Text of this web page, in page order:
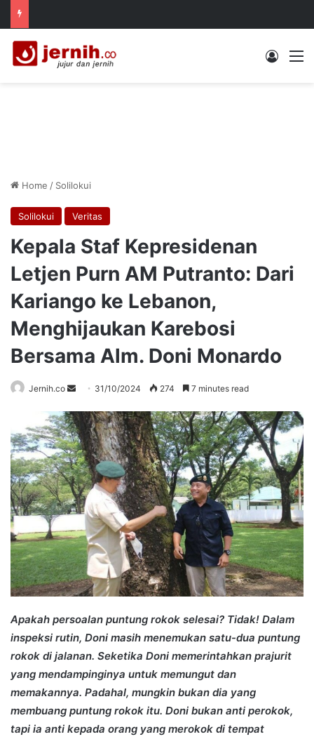
Log In
Home / Solilokui
Solilokui Veritas
Kepala Staf Kepresidenan
Letjen Purn AM Putranto: Dari
Kariango ke Lebanon,
Menghijaukan Karebosi
Bersama Alm. Doni Monardo
Jernih.co
Send
email
31/10/2024 274 7 minutes read
Apakah persoalan puntung rokok selesai? Tidak! Dalam
inspeksi rutin, Doni masih menemukan satu-dua puntung
rokok di jalanan. Seketika Doni memerintahkan prajurit
yang mendampinginya untuk memungut dan
memakannya. Padahal, mungkin bukan dia yang
membuang puntung rokok itu. Doni bukan anti perokok,
tapi ia anti kepada orang yang merokok di tempat